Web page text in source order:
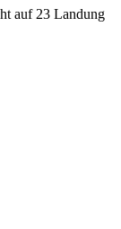
auf 23 Landung